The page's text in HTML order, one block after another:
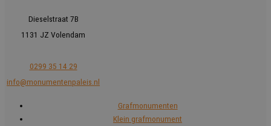
Dieselstraat 7B
1131 JZ Volendam
0299 35 14 29
info@monumentenpaleis.nl
Grafmonumenten
Klein grafmonument